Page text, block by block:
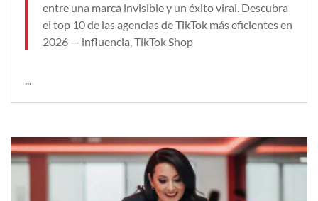
entre una marca invisible y un éxito viral. Descubra
el top 10 de las agencias de TikTok más eficientes en
2026 — influencia, TikTok Shop
...